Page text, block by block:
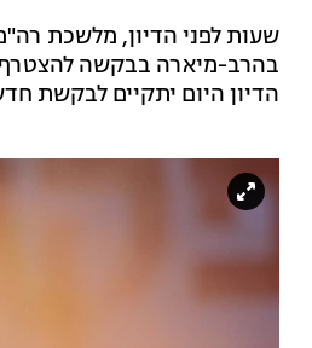
שעות לפני הדיון, מלשכת
בהרב-מיארה בבקשה להצטרף
הדיון היום יתקיים לבקשת